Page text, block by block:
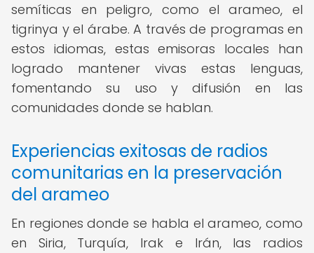
semíticas en peligro, como el arameo, el
tigrinya y el árabe. A través de programas en
estos idiomas, estas emisoras locales han
logrado mantener vivas estas lenguas,
fomentando su uso y difusión en las
comunidades donde se hablan.
Experiencias exitosas de radios
comunitarias en la preservación
del arameo
En regiones donde se habla el arameo, como
en Siria, Turquía, Irak e Irán, las radios